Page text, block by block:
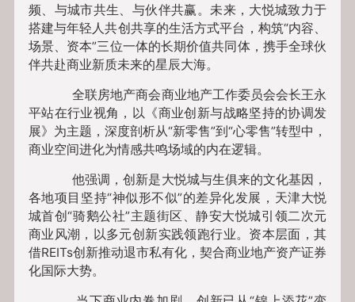
频、与城市共生、与伙伴共赢。未来，大悦城致力于
搭建与年轻人共创共享的生活方式平台，构筑“内容、
场景、资本”三位一体的长期价值共同体，携手全球伙
伴共赴商业新质未来的星辰大海。
全联房地产商会商业地产工作委员会会长王永
平站在行业视角，以《商业创新与战略坚持的协调发
展》为主题，深度剖析从“新零售”到“心零售”转型中，
商业空间进化为情感共鸣场域的内在逻辑。
他强调，创新是大悦城与生俱来的文化基因，
各地项目坚持“神似形不似”的差异化发展，天津大悦
城首创“骑鹅公社”主题街区、静安大悦城引领二次元
商业风潮，以多元创新实践领跑行业。资本层面，其
借REITs创新推动退市私有化，契合商业地产资产证券
化国际大势。